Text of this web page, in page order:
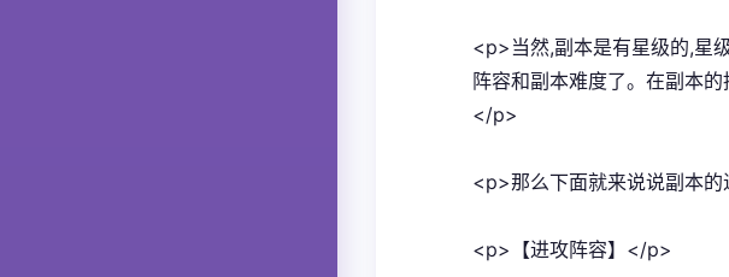
<p>当然,副本是有星级的,星
阵容和副本难度了。在副本
</p>
<p>那么下面就来说说副本
<p>【进攻阵容】</p>